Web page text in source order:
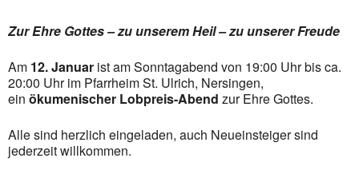
Zur Ehre Gottes – zu unserem Heil – zu unserer Freude
Am 12. Januar ist am Sonntagabend von 19:00 Uhr bis ca.
20:00 Uhr im Pfarrheim St. Ulrich, Nersingen,
ein ökumenischer Lobpreis-Abend zur Ehre Gottes.
Alle sind herzlich eingeladen, auch Neueinsteiger sind
jederzeit willkommen.